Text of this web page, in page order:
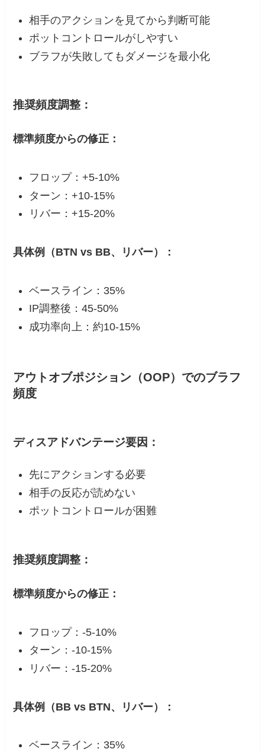
相手のアクションを見てから判断可能
ポットコントロールがしやすい
ブラフが失敗してもダメージを最小化
推奨頻度調整：
標準頻度からの修正：
フロップ：+5-10%
ターン：+10-15%
リバー：+15-20%
具体例（BTN vs BB、リバー）：
ベースライン：35%
IP調整後：45-50%
成功率向上：約10-15%
アウトオブポジション（OOP）でのブラフ
頻度
ディスアドバンテージ要因：
先にアクションする必要
相手の反応が読めない
ポットコントロールが困難
推奨頻度調整：
標準頻度からの修正：
フロップ：-5-10%
ターン：-10-15%
リバー：-15-20%
具体例（BB vs BTN、リバー）：
ベースライン：35%